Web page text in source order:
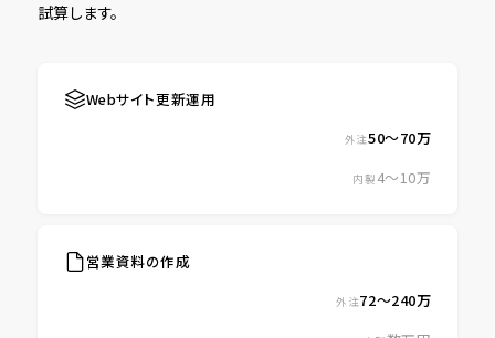
試算します。
Webサイト更新運用
外注50〜70万
内製 4〜10万
営業資料の作成
外注72〜240万